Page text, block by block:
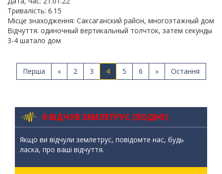
Тривалість: 6.15
Місце знаходження: Саксаганский район, многоэтажный дом
Відчуття: одиночный вертикальный толчток, затем секунды
3-4 шатало дом
Перша « 2 3 4 5 6 » Остання
Я ВІДЧУВ ЗЕМЛЕТРУС (ПОДІЮ)
Якщо ви відчули землетрус, повідомте нас, будь
ласка, про ваші відчуття.